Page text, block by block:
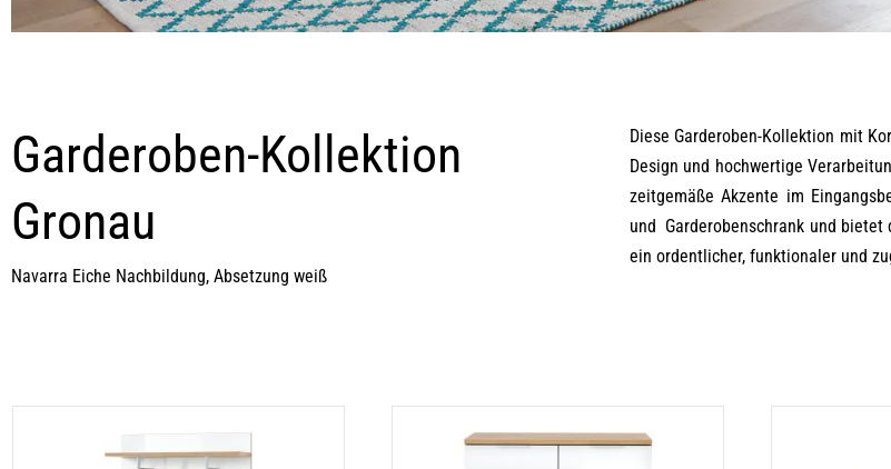
Garderoben-Kollektion
Gronau
Navarra Eiche Nachbildung, Absetzung weiß
Diese Garderoben-Kollektion mit
Design und hochwertige
zeitgemäße Akzente im
und Garderobenschrank und bietet
ein ordentlicher, funktionaler und